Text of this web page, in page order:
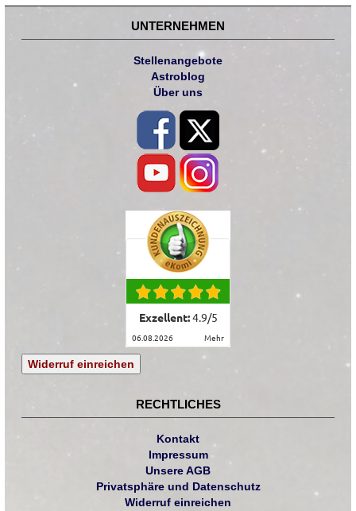
UNTERNEHMEN
Stellenangebote
Astroblog
Über uns
Exzellent:4.9/5
06.08.2026 mehr
Widerruf einreichen
RECHTLICHES
Kontakt
Impressum
Unsere AGB
Privatsphäre und Datenschutz
Widerruf einreichen